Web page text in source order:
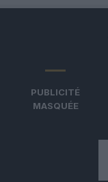
PUBLICITÉ
MASQUÉE